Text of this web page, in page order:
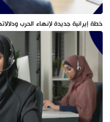
خطة إيرانية جديدة لإنهاء الحرب